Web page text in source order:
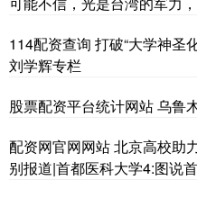
114配资查询 打破“大学神圣
刘学辉专栏
股票配资平台统计网站 乌鲁
配资网官网网站 北京高校助
别报道|首都医科大学4:图说